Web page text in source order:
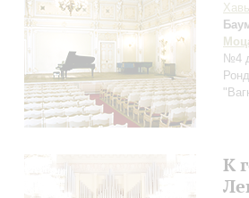
№4
К